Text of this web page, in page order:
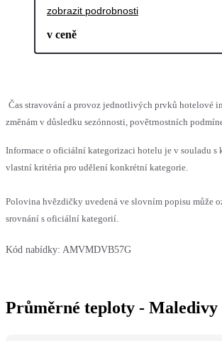
zobrazit podrobnosti
v ceně
Čas stravování a provoz jednotlivých prvků hotelové
změnám v důsledku sezónnosti, povětrnostních
Informace o oficiální kategorizaci hotelu je v souladu s
vlastní kritéria pro udělení konkrétní kategorie.
Polovina hvězdičky uvedená ve slovním popisu může
srovnání s oficiální kategorií.
Kód nabídky: AMVMDVB57G
Průměrné teploty - Maledivy